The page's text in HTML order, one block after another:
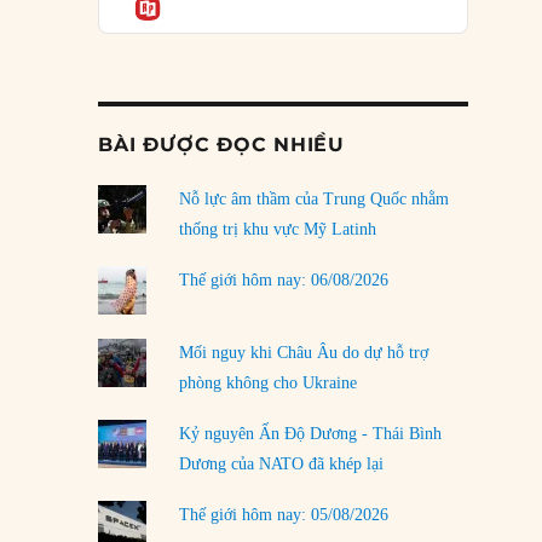
rủi ro
01/08/2026
31/07/2026
phải chịu đựng?
30/07/2026
Tập tìm cách chôn vùi bê bối chấn động vòng
tròn thân cận của mình
BÀI ĐƯỢC ĐỌC NHIỀU
Nỗ lực âm thầm của Trung Quốc nhằm
thống trị khu vực Mỹ Latinh
Thế giới hôm nay: 06/08/2026
Mối nguy khi Châu Âu do dự hỗ trợ
phòng không cho Ukraine
Kỷ nguyên Ấn Độ Dương - Thái Bình
Dương của NATO đã khép lại
Thế giới hôm nay: 05/08/2026